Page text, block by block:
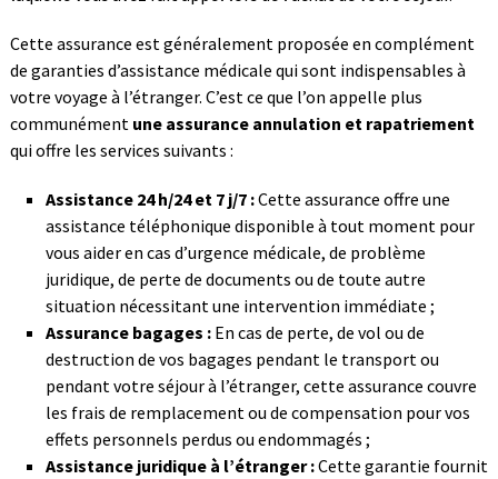
Cette assurance est généralement proposée en complément
de garanties d’assistance médicale qui sont indispensables à
votre voyage à l’étranger. C’est ce que l’on appelle plus
communément une assurance annulation et rapatriement
qui offre les services suivants :
Assistance 24 h/24 et 7 j/7 :Cette assurance offre une
assistance téléphonique disponible à tout moment pour
vous aider en cas d’urgence médicale, de problème
juridique, de perte de documents ou de toute autre
situation nécessitant une intervention immédiate ;
Assurance bagages :En cas de perte, de vol ou de
destruction de vos bagages pendant le transport ou
pendant votre séjour à l’étranger, cette assurance couvre
les frais de remplacement ou de compensation pour vos
effets personnels perdus ou endommagés ;
Assistance juridique à l’étranger :Cette garantie fournit